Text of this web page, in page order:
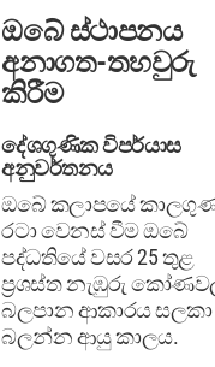
ඔබේ ස්ථාපනය
අනාගත-තහවුරු
කිරීම
දේශගුණික විපර්යාස
අනුවර්තනය
ඔබේ කලාපයේ
රටා වෙනස් වීම ඔබේ
පද්ධතියේ වසර 25 තුළ
ප්‍රශස්ත නැඹුරු
බලපාන ආකාරය සලකා
බලන්න ආයු කාලය.